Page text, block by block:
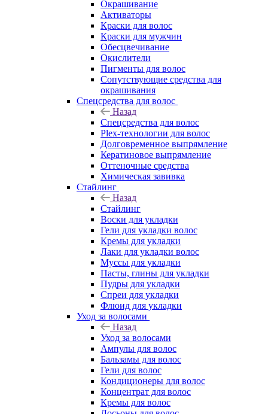
Окрашивание
Активаторы
Краски для волос
Краски для мужчин
Обесцвечивание
Окислители
Пигменты для волос
Сопутствующие средства для
окрашивания
Спецсредства для волос
Назад
Спецсредства для волос
Plex-технологии для волос
Долговременное выпрямление
Кератиновое выпрямление
Оттеночные средства
Химическая завивка
Стайлинг
Назад
Стайлинг
Воски для укладки
Гели для укладки волос
Кремы для укладки
Лаки для укладки волос
Муссы для укладки
Пасты, глины для укладки
Пудры для укладки
Спреи для укладки
Флюид для укладки
Уход за волосами
Назад
Уход за волосами
Ампулы для волос
Бальзамы для волос
Гели для волос
Кондиционеры для волос
Концентрат для волос
Кремы для волос